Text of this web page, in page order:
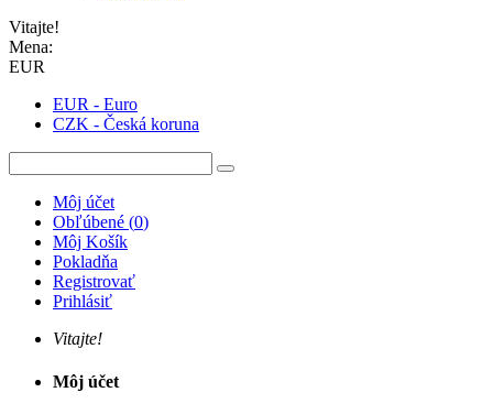
Vitajte!
Mena:
EUR
EUR - Euro
CZK - Česká koruna
Môj účet
Obľúbené (0)
Môj Košík
Pokladňa
Registrovať
Prihlásiť
Vitajte!
Môj účet